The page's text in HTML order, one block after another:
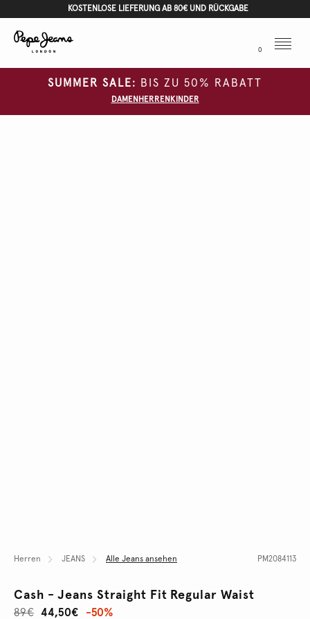
KOSTENLOSE LIEFERUNG AB 80€ UND RÜCKGABE
0
Menu
SUMMER SALE: BIS ZU 50% RABATT
DAMEN HERREN KINDER
Herren JEANS Alle Jeans ansehen PM2084113
Cash - Jeans Straight Fit Regular Waist
44,50€
89€ -50%